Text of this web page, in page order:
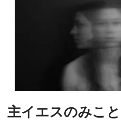
主イエスのみこ